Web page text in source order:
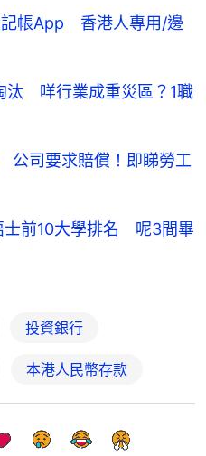
記帳App 香港人專用/邊
汰 咩行業成重災區？1職
司要求賠償！即睇勞工
士前10大學排名 呢3間畢
投資銀行
本港人民幣存款